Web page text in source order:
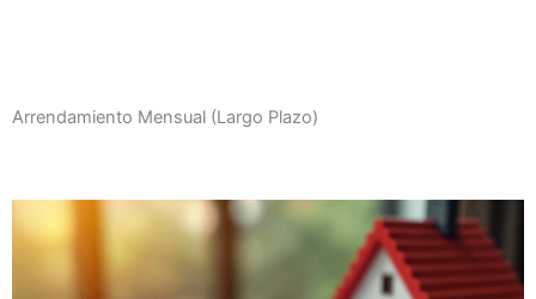
Arrendamiento Mensual (Largo Plazo)